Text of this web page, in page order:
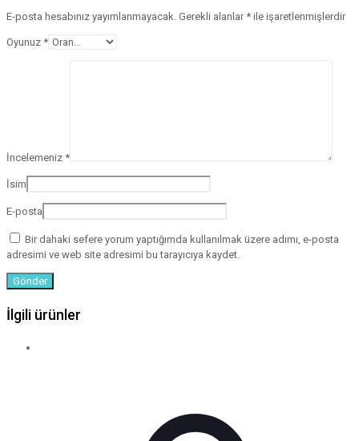
E-posta hesabınız yayımlanmayacak. Gerekli alanlar * ile işaretlenmişlerdir
Oyunuz *
İncelemeniz *
İsim
E-posta
Bir dahaki sefere yorum yaptığımda kullanılmak üzere adımı, e-posta
adresimi ve web site adresimi bu tarayıcıya kaydet.
İlgili ürünler